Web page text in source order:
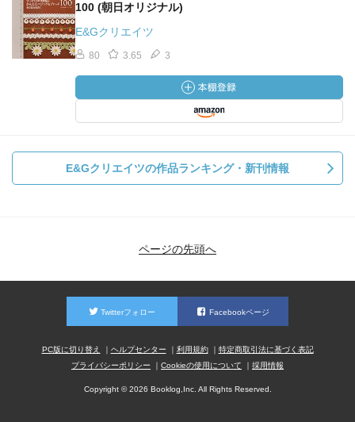
100 (朝日オリジナル)
E&Gクリエイツ
80 3.65 3
E&Gクリエイツの作品ランキング・新刊情報
ページの先頭へ
Twitterフォロー Facebookページ
PC版に切り替え ヘルプセンター 利用規約
特定商取引法に基づく表記
プライバシーポリシー
Cookieの使用について 採用情報
Copyright © 2026 Booklog,Inc. All Rights Reserved.